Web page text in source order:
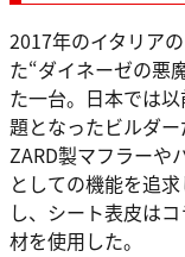
2017年のイタリア
た“ダイネーゼの悪
た一台。日本では以
題となったビルダ
ZARD製マフラーや
としての機能を追
し、シート表皮は
材を使用した。